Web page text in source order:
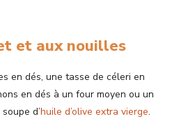
et aux nouilles
en dés, une tasse de céleri en
en dés à un four moyen ou un
d’huile d’olive extra vierge.